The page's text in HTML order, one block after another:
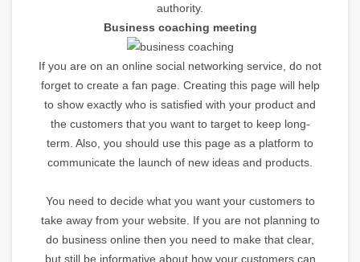
authority.
Business coaching meeting
If you are on an online social networking service, do not
forget to create a fan page. Creating this page will help
to show exactly who is satisfied with your product and
the customers that you want to target to keep long-
term. Also, you should use this page as a platform to
communicate the launch of new ideas and products.
You need to decide what you want your customers to
take away from your website. If you are not planning to
do business online then you need to make that clear,
but still be informative about how your customers can